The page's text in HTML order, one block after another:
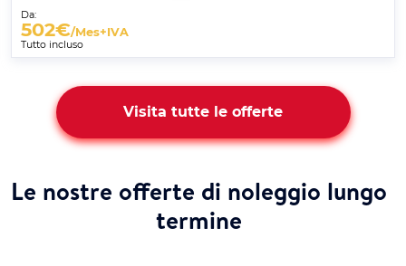
Da:
502€/Mes+IVA
Tutto incluso
Visita tutte le offerte
Le nostre offerte di noleggio lungo
termine